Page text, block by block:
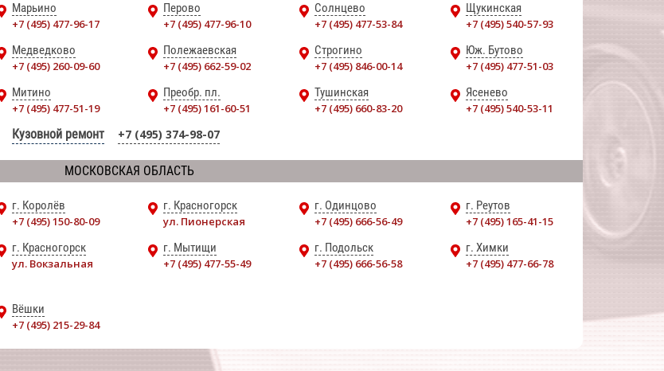
Марьино
+7 (495) 477-96-17
Перово
+7 (495) 477-96-10
Солнцево
+7 (495) 477-53-84
Щукинская
+7 (495) 540-57-93
Медведково
+7 (495) 260-09-60
Полежаевская
+7 (495) 662-59-02
Строгино
+7 (495) 846-00-14
Юж. Бутово
+7 (495) 477-51-03
Митино
+7 (495) 477-51-19
Преобр. пл.
+7 (495) 161-60-51
Тушинская
+7 (495) 660-83-20
Ясенево
+7 (495) 540-53-11
Кузовной ремонт +7 (495) 374-98-07
МОСКОВСКАЯ ОБЛАСТЬ
г. Королёв
+7 (495) 150-80-09
г. Красногорск
ул. Пионерская
г. Одинцово
+7 (495) 666-56-49
г. Реутов
+7 (495) 165-41-15
г. Красногорск
ул. Вокзальная
г. Мытищи
+7 (495) 477-55-49
г. Подольск
+7 (495) 666-56-58
г. Химки
+7 (495) 477-66-78
Вёшки
+7 (495) 215-29-84